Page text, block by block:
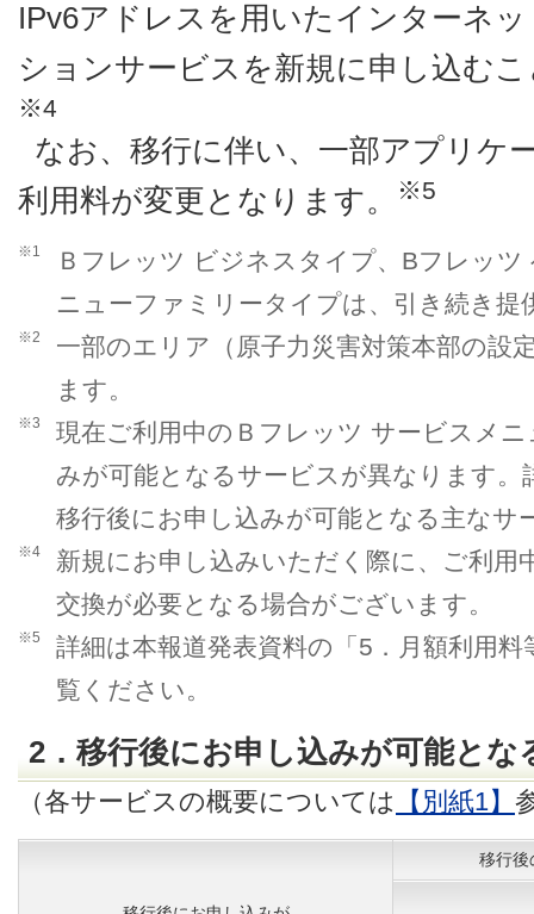
IPv6アドレスを用いたインターネ
ションサービスを新規に申し込む
※4
なお、移行に伴い、一部アプリケ
利用料が変更となります。
※5
※1
Ｂフレッツ ビジネスタイプ、Bフレッ
ニューファミリータイプは、引き続き提
※2
一部のエリア（原子力災害対策本部の設
ます。
※3
現在ご利用中のＢフレッツ サービスメ
みが可能となるサービスが異なります。
移行後にお申し込みが可能となる主なサ
※4
新規にお申し込みいただく際に、ご利用
交換が必要となる場合がございます。
※5
詳細は本報道発表資料の「5．月額利用
覧ください。
2．移行後にお申し込みが可能とな
（各サービスの概要については 【別紙1】
移行後